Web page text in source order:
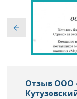
Отзыв ООО